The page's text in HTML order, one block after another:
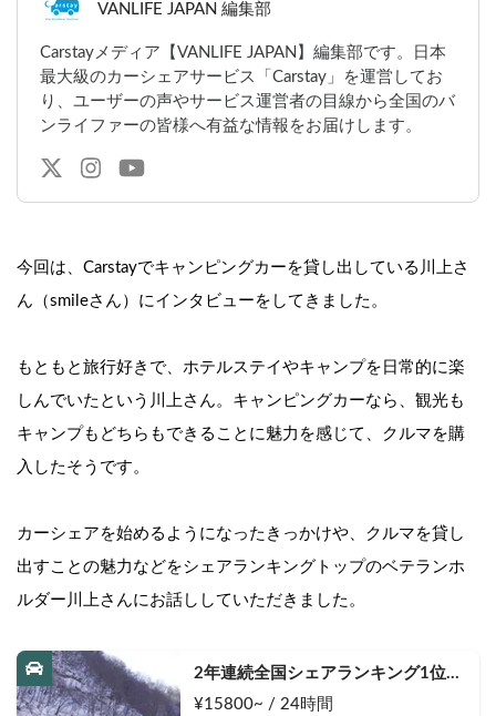
VANLIFE JAPAN 編集部
Carstayメディア【VANLIFE JAPAN】編集部です。日本
最大級のカーシェアサービス「Carstay」を運営してお
り、ユーザーの声やサービス運営者の目線から全国のバ
ンライファーの皆様へ有益な情報をお届けします。
今回は、Carstayでキャンピングカーを貸し出している川上さ
ん（smileさん）にインタビューをしてきました。
もともと旅行好きで、ホテルステイやキャンプを日常的に楽
しんでいたという川上さん。キャンピングカーなら、観光も
キャンプもどちらもできることに魅力を感じて、クルマを購
入したそうです。
カーシェアを始めるようになったきっかけや、クルマを貸し
出すことの魅力などをシェアランキングトップのベテランホ
ルダー川上さんにお話ししていただきました。
2年連続全国シェアランキング1位🥇
FFヒーターで寒くても車内ポカポカ
¥15800~ / 24時間